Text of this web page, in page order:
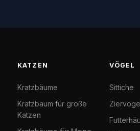
KATZEN
Kratzbäume
Kratzbaum für große
Katzen
VÖGEL
Sittiche